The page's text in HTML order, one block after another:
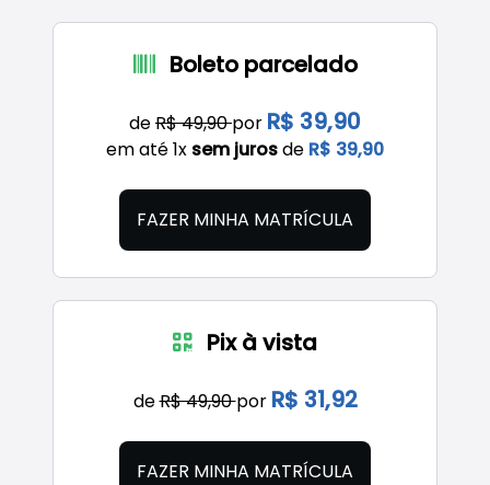
Boleto parcelado
deR$ 49,90por R$ 39,90
em até 1x sem jurosde R$ 39,90
FAZER MINHA MATRÍCULA
Pix à vista
deR$ 49,90por R$ 31,92
FAZER MINHA MATRÍCULA